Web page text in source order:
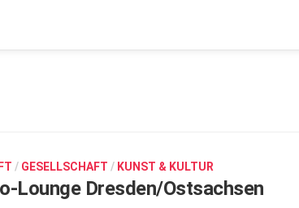
/ GESELLSCHAFT / KUNST & KULTUR
Lounge Dresden/Ostsachsen